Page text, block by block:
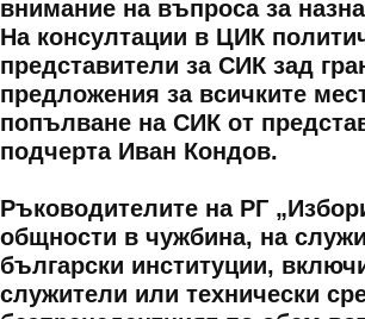
внимание на въпроса за
На консултации в ЦИК
представители за СИК зад
предложения за всичките
попълване на СИК от
подчерта Иван Кондов.
Ръководителите на РГ
общности в чужбина, на
български институции,
служители или технически